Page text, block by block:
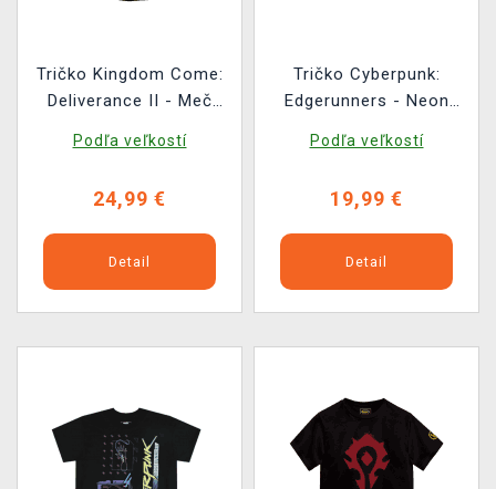
Tričko Kingdom Come:
Deliverance II - Meč
Podľa veľkostí
24,99 €
Detail
Tričko Cyberpunk:
Edgerunners - Neon
Podľa veľkostí
19,99 €
Detail